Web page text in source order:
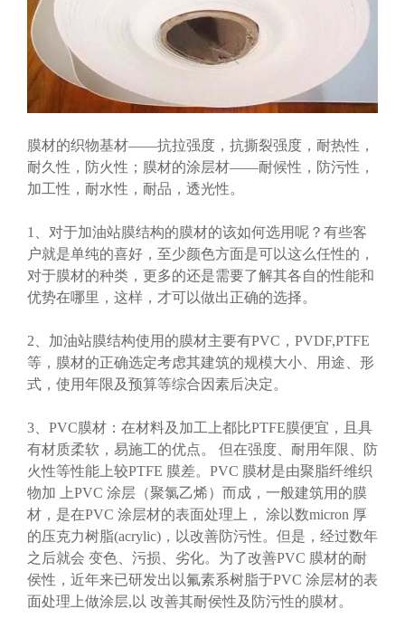
膜材的织物基材——抗拉强度，抗撕裂强度，耐热性，
耐久性，防火性；膜材的涂层材——耐候性，防污性，
加工性，耐水性，耐品，透光性。
1、对于加油站膜结构的膜材的该如何选用呢？有些客
户就是单纯的喜好，至少颜色方面是可以这么任性的，
对于膜材的种类，更多的还是需要了解其各自的性能和
优势在哪里，这样，才可以做出正确的选择。
2、加油站膜结构使用的膜材主要有PVC，PVDF,PTFE
等， 膜材的正确选定考虑其建筑的规模大小、用途、形
式，使用年限及预算等综合因素后决定。
3、PVC膜材：在材料及加工上都比PTFE膜便宜，且具
有材质柔软，易施工的优点。 但在强度、耐用年限、防
火性等性能上较PTFE 膜差。PVC 膜材是由聚脂纤维织
物加 上PVC 涂层（聚氯乙烯）而成，一般建筑用的膜
材，是在PVC 涂层材的表面处理上， 涂以数micron 厚
的压克力树脂(acrylic)，以改善防污性。但是，经过数年
之后就会 变色、污损、劣化。为了改善PVC 膜材的耐
侯性，近年来已研发出以氟素系树脂于PVC 涂层材的表
面处理上做涂层,以 改善其耐侯性及防污性的膜材。